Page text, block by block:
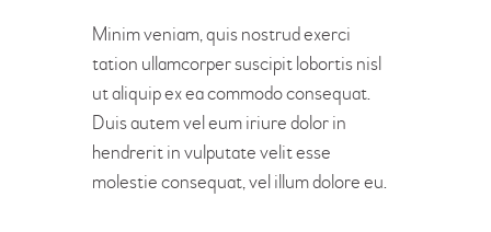
Minim veniam, quis nostrud exerci
tation ullamcorper suscipit lobortis nisl
ut aliquip ex ea commodo consequat.
Duis autem vel eum iriure dolor in
hendrerit in vulputate velit esse
molestie consequat, vel illum dolore eu.